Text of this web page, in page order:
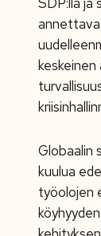
keskeinen
Globaalin
kuulua
työolojen